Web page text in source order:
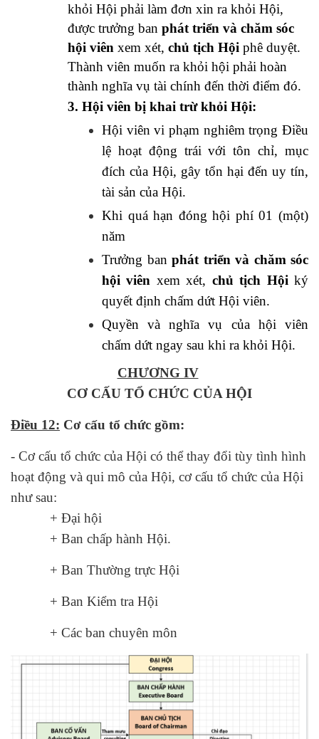
khỏi Hội phải làm đơn xin ra khỏi Hội,
được trưởng ban phát triển và chăm sóc
hội viên xem xét, chủ tịch Hội phê duyệt.
Thành viên muốn ra khỏi hội phải hoàn
thành nghĩa vụ tài chính đến thời điểm đó.
3. Hội viên bị khai trừ khỏi Hội:
Hội viên vi phạm nghiêm trọng Điều
lệ hoạt động trái với tôn chỉ, mục
đích của Hội, gây tổn hại đến uy tín,
tài sản của Hội.
Khi quá hạn đóng hội phí 01 (một)
năm
Trưởng ban phát triển và chăm sóc
hội viên xem xét, chủ tịch Hội ký
quyết định chấm dứt Hội viên.
Quyền và nghĩa vụ của hội viên
chấm dứt ngay sau khi ra khỏi Hội.
CHƯƠNG IV
CƠ CẤU TỔ CHỨC CỦA HỘI
Điều 12: Cơ cấu tổ chức gồm:
- Cơ cấu tổ chức của Hội có thể thay đổi tùy tình hình
hoạt động và qui mô của Hội, cơ cấu tổ chức của Hội
như sau:
+ Đại hội
+ Ban chấp hành Hội.
+ Ban Thường trực Hội
+ Ban Kiểm tra Hội
+ Các ban chuyên môn